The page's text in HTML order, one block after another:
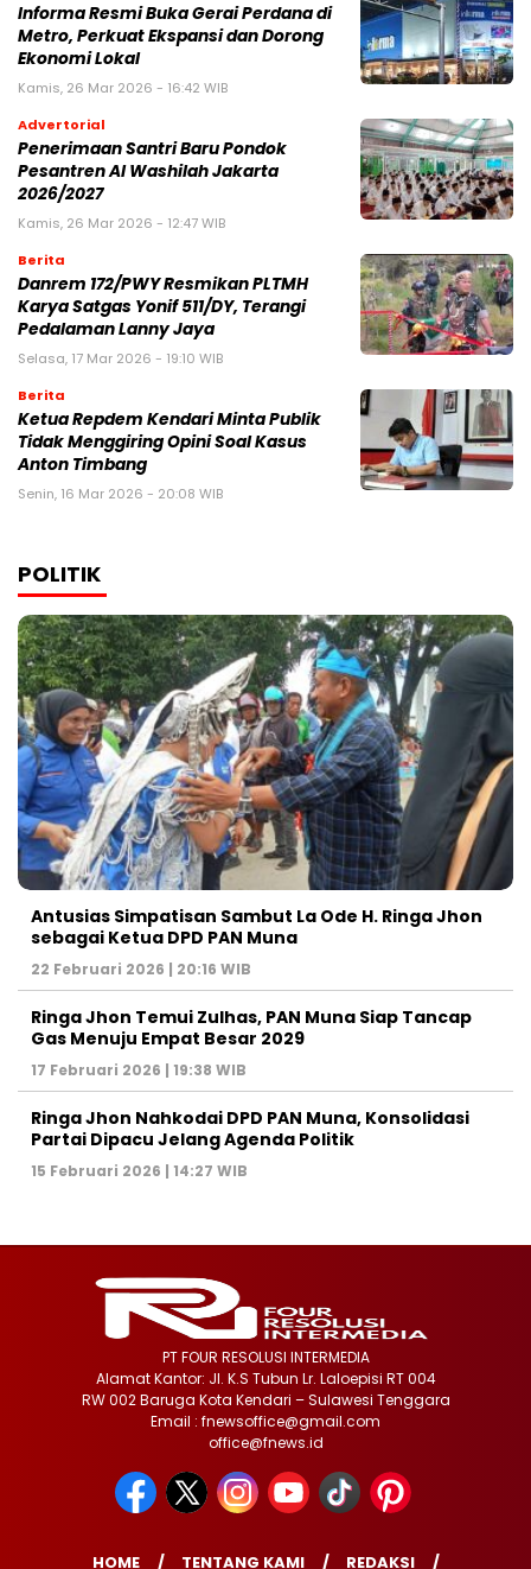
Informa Resmi Buka Gerai Perdana di
Metro, Perkuat Ekspansi dan Dorong
Ekonomi Lokal
Kamis, 26 Mar 2026 - 16:42 WIB
Advertorial
Penerimaan Santri Baru Pondok
Pesantren Al Washilah Jakarta
2026/2027
Kamis, 26 Mar 2026 - 12:47 WIB
Berita
Danrem 172/PWY Resmikan PLTMH
Karya Satgas Yonif 511/DY, Terangi
Pedalaman Lanny Jaya
Selasa, 17 Mar 2026 - 19:10 WIB
Berita
Ketua Repdem Kendari Minta Publik
Tidak Menggiring Opini Soal Kasus
Anton Timbang
Senin, 16 Mar 2026 - 20:08 WIB
POLITIK
Antusias Simpatisan Sambut La Ode H. Ringa Jhon
sebagai Ketua DPD PAN Muna
22 Februari 2026 | 20:16 WIB
Ringa Jhon Temui Zulhas, PAN Muna Siap Tancap
Gas Menuju Empat Besar 2029
17 Februari 2026 | 19:38 WIB
Ringa Jhon Nahkodai DPD PAN Muna, Konsolidasi
Partai Dipacu Jelang Agenda Politik
15 Februari 2026 | 14:27 WIB
PT FOUR RESOLUSI INTERMEDIA
Alamat Kantor: Jl. K.S Tubun Lr. Laloepisi RT 004
RW 002 Baruga Kota Kendari – Sulawesi Tenggara
Email : fnewsoffice@gmail.com
office@fnews.id
HOME TENTANG KAMI REDAKSI